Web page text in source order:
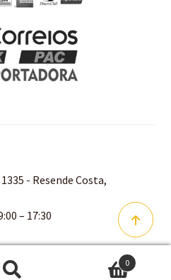
- Resende Costa,
– 17:30
0